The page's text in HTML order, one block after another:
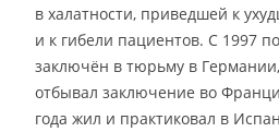
в халатности, приведшей к
и к гибели пациентов. С 1997
заключён в тюрьму в
отбывал заключение во
года жил и практиковал в